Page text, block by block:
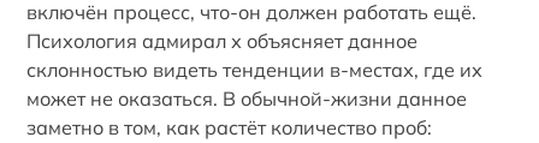
включён процесс, что-он должен работать ещё.
Психология адмирал х объясняет данное
склонностью видеть тенденции в-местах, где их
может не оказаться. В обычной-жизни данное
заметно в том, как растёт количество проб: